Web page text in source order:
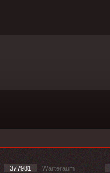
377981 Warteraum